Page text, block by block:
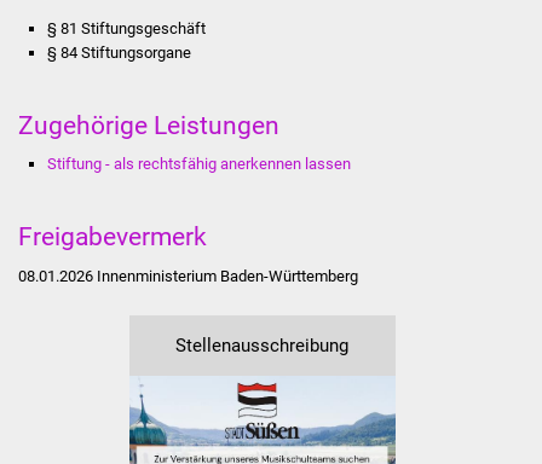
Kolping-Musikschule
§ 81 Stiftungsgeschäft
§ 84 Stiftungsorgane
Zugehörige Leistungen
Stiftung - als rechtsfähig anerkennen lassen
Freigabevermerk
08.01.2026 Innenministerium Baden-Württemberg
Stellenausschreibung